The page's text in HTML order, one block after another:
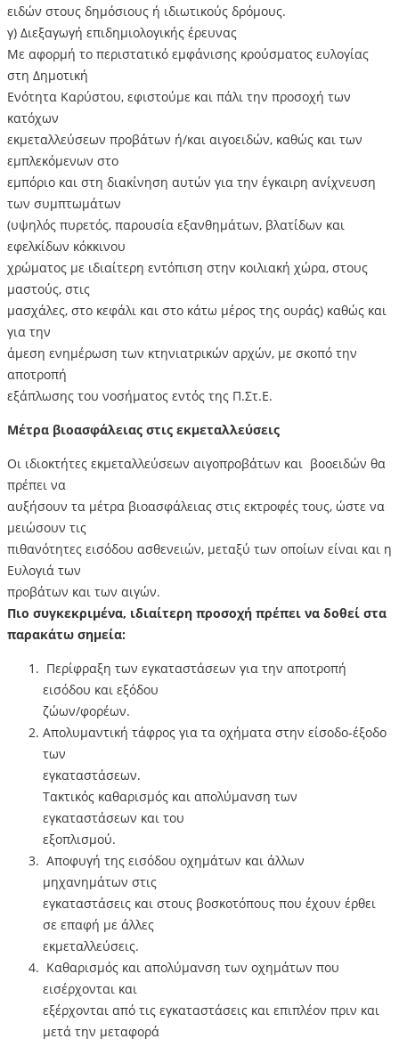
ειδών στους δημόσιους ή ιδιωτικούς δρόμους.
γ) Διεξαγωγή επιδημιολογικής έρευνας
Με αφορμή το περιστατικό εμφάνισης κρούσματος ευλογίας
στη Δημοτική
Ενότητα Καρύστου, εφιστούμε και πάλι την προσοχή των
κατόχων
εκμεταλλεύσεων προβάτων ή/και αιγοειδών, καθώς και των
εμπλεκόμενων στο
εμπόριο και στη διακίνηση αυτών για την έγκαιρη ανίχνευση
των συμπτωμάτων
(υψηλός πυρετός, παρουσία εξανθημάτων, βλατίδων και
εφελκίδων κόκκινου
χρώματος με ιδιαίτερη εντόπιση στην κοιλιακή χώρα, στους
μαστούς, στις
μασχάλες, στο κεφάλι και στο κάτω μέρος της ουράς) καθώς και
για την
άμεση ενημέρωση των κτηνιατρικών αρχών, με σκοπό την
αποτροπή
εξάπλωσης του νοσήματος εντός της Π.Στ.Ε.
Μέτρα βιοασφάλειας στις εκμεταλλεύσεις
Οι ιδιοκτήτες εκμεταλλεύσεων αιγοπροβάτων και βοοειδών θα
πρέπει να
αυξήσουν τα μέτρα βιοασφάλειας στις εκτροφές τους, ώστε να
μειώσουν τις
πιθανότητες εισόδου ασθενειών, μεταξύ των οποίων είναι και η
Ευλογιά των
προβάτων και των αιγών.
Πιο συγκεκριμένα, ιδιαίτερη προσοχή πρέπει να δοθεί στα
παρακάτω σημεία:
Περίφραξη των εγκαταστάσεων για την αποτροπή
εισόδου και εξόδου
ζώων/φορέων.
Απολυµαντική τάφρος για τα οχήµατα στην είσοδο-έξοδο
των
εγκαταστάσεων.
Τακτικός καθαρισµός και απολύµανση των
εγκαταστάσεων και του
εξοπλισµού.
Αποφυγή της εισόδου οχηµάτων και άλλων
µηχανηµάτων στις
εγκαταστάσεις και στους βοσκοτόπους που έχουν έρθει
σε επαφή µε άλλες
εκµεταλλεύσεις.
Καθαρισµός και απολύµανση των οχηµάτων που
εισέρχονται και
εξέρχονται από τις εγκαταστάσεις και επιπλέον πριν και
µετά την µεταφορά